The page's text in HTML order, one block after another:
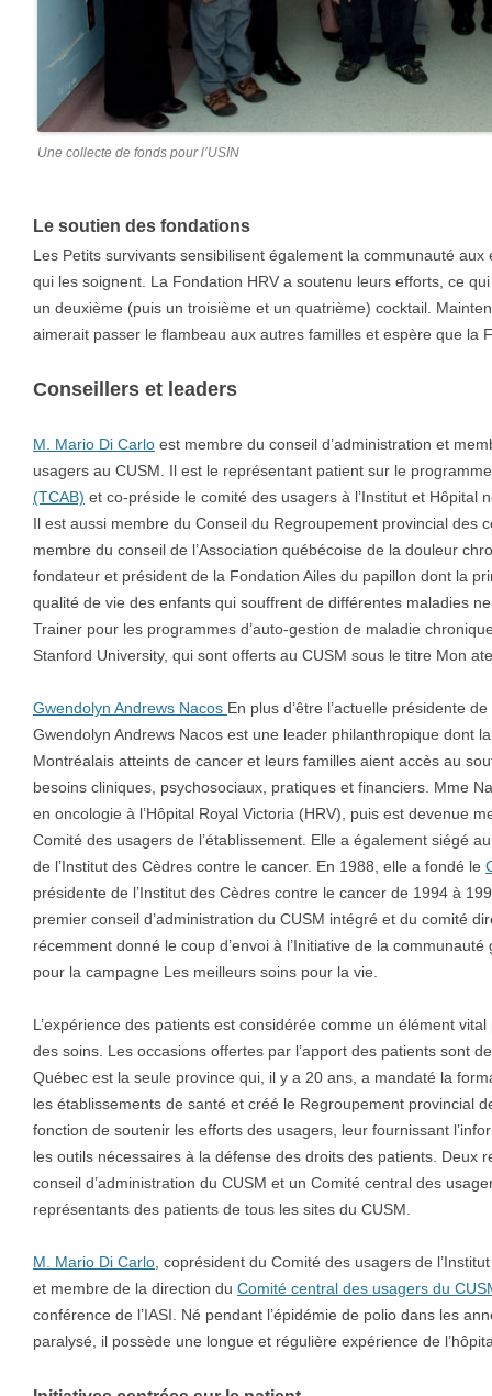
Une collecte de fonds pour l’USIN
Le soutien des fondations
Les Petits survivants sensibilisent également la communauté
qui les soignent. La Fondation HRV a soutenu leurs efforts, ce
un deuxième (puis un troisième et un quatrième) cocktail.
aimerait passer le flambeau aux autres familles et espère que la
Conseillers et leaders
M. Mario Di Carlo est membre du conseil d’administration et
usagers au CUSM. Il est le représentant patient sur le
(TCAB) et co-préside le comité des usagers à l’Institut et Hôpital
Il est aussi membre du Conseil du Regroupement provincial des
membre du conseil de l’Association québécoise de la douleur
fondateur et président de la Fondation Ailes du papillon dont la
qualité de vie des enfants qui souffrent de différentes maladies
Trainer pour les programmes d’auto-gestion de maladie
Stanford University, qui sont offerts au CUSM sous le titre Mon
Gwendolyn Andrews Nacos En plus d’être l’actuelle présidente
Gwendolyn Andrews Nacos est une leader philanthropique dont
Montréalais atteints de cancer et leurs familles aient accès au
besoins cliniques, psychosociaux, pratiques et financiers. Mme
en oncologie à l’Hôpital Royal Victoria (HRV), puis est devenue
Comité des usagers de l’établissement. Elle a également siégé
de l’Institut des Cèdres contre le cancer. En 1988, elle a fondé le
présidente de l’Institut des Cèdres contre le cancer de 1994 à
premier conseil d’administration du CUSM intégré et du comité
récemment donné le coup d’envoi à l’Initiative de la
pour la campagne Les meilleurs soins pour la vie.
L’expérience des patients est considérée comme un élément
des soins. Les occasions offertes par l’apport des patients sont
Québec est la seule province qui, il y a 20 ans, a mandaté la
les établissements de santé et créé le Regroupement provincial
fonction de soutenir les efforts des usagers, leur fournissant
les outils nécessaires à la défense des droits des patients. Deux
conseil d’administration du CUSM et un Comité central des
représentants des patients de tous les sites du CUSM.
M. Mario Di Carlo , coprésident du Comité des usagers de
et membre de la direction du Comité central des usagers du
conférence de l’IASI. Né pendant l’épidémie de polio dans les
paralysé, il possède une longue et régulière expérience de